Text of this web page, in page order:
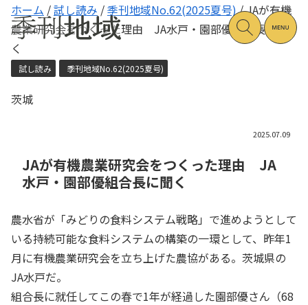
ホーム /試し読み /季刊地域No.62(2025夏号)/JAが有機
農業研究会をつくった理由 JA水戸・園部優組合長に聞
く
試し読み 季刊地域No.62(2025夏号)
茨城
2025.07.09
JAが有機農業研究会をつくった理由 JA
水戸・園部優組合長に聞く
農水省が「みどりの食料システム戦略」で進めようとして
いる持続可能な食料システムの構築の一環として、昨年1
月に有機農業研究会を立ち上げた農協がある。茨城県の
JA水戸だ。
組合長に就任してこの春で1年が経過した園部優さん（68